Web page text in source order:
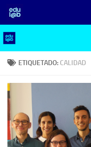
Saltar al contenido
ETIQUETADO: CALIDAD